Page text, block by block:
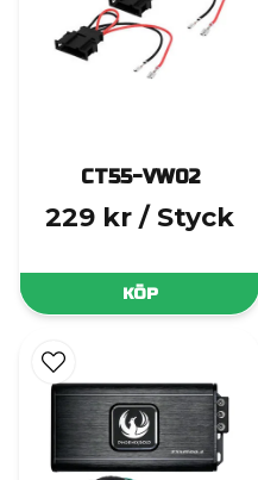
CT55-VW02
229 kr / Styck
KÖP